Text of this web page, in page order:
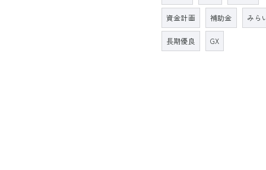
資金計画 補助金 みら
長期優良 GX